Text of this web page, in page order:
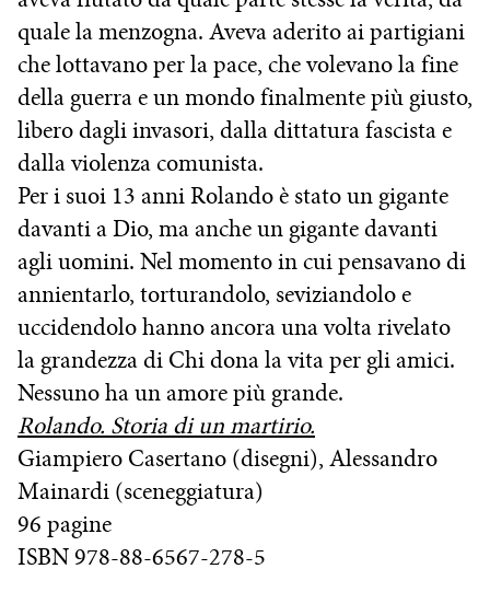
quale la menzogna. Aveva aderito ai partigiani
che lottavano per la pace, che volevano la fine
della guerra e un mondo finalmente più giusto,
libero dagli invasori, dalla dittatura fascista e
dalla violenza comunista.
Per i suoi 13 anni Rolando è stato un gigante
davanti a Dio, ma anche un gigante davanti
agli uomini. Nel momento in cui pensavano di
annientarlo, torturandolo, seviziandolo e
uccidendolo hanno ancora una volta rivelato
la grandezza di Chi dona la vita per gli amici.
Nessuno ha un amore più grande.
Rolando. Storia di un martirio.
Giampiero Casertano (disegni), Alessandro
Mainardi (sceneggiatura)
96 pagine
ISBN 978-88-6567-278-5